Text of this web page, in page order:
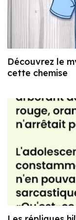
Découvrez le
cette chemise